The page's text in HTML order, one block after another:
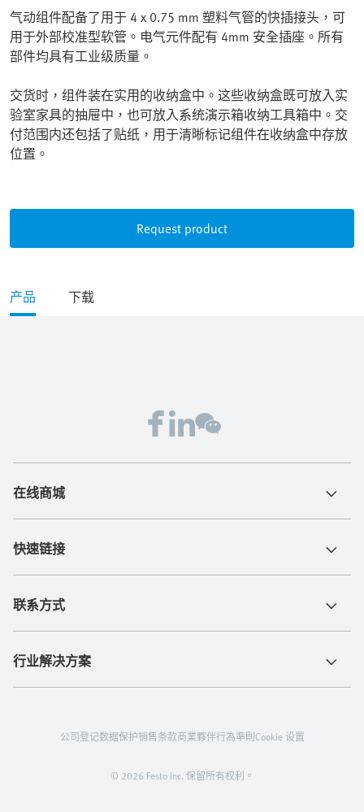
气动组件配备了用于 4 x 0.75 mm 塑料气管的快插接头，可
用于外部校准型软管。电气元件配有 4mm 安全插座。所有
部件均具有工业级质量。
交货时，组件装在实用的收纳盒中。这些收纳盒既可放入实
验室家具的抽屉中，也可放入系统演示箱收纳工具箱中。交
付范围内还包括了贴纸，用于清晰标记组件在收纳盒中存放
位置。
Request product
产品 下载
在线商城
快速链接
联系方式
行业解决方案
© 2026 Festo inc. 保留所有权利。
公司登记数据保护销售条款商業夥伴行為準則Cookie 设置